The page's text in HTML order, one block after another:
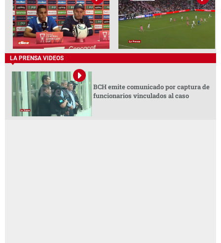
LA PRENSA VIDEOS
BCH emite comunicado por captura de
funcionarios vinculados al caso